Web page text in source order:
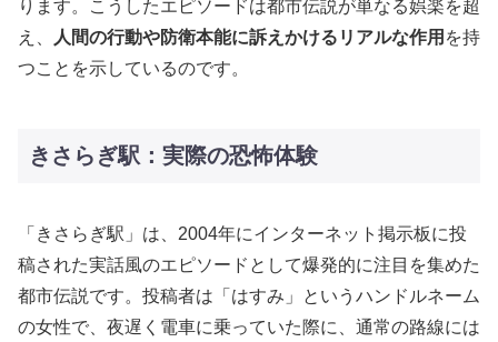
ります。こうしたエピソードは都市伝説が単なる娯楽を超
え、
人間の行動や防衛本能に訴えかけるリアルな作用 を持
つことを示しているのです。
きさらぎ駅：実際の恐怖体験
「きさらぎ駅」は、2004年にインターネット掲示板に投
稿された実話風のエピソードとして爆発的に注目を集めた
都市伝説です。投稿者は「はすみ」というハンドルネーム
の女性で、夜遅く電車に乗っていた際に、通常の路線には